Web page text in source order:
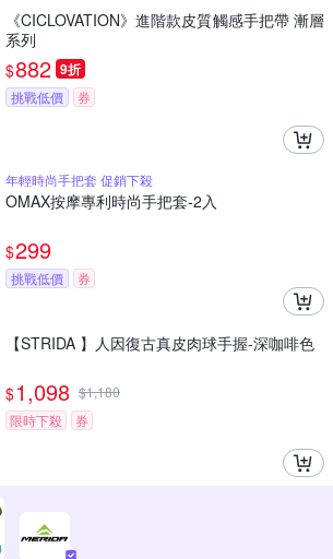
《CICLOVATION》進階款皮質觸感手把帶 漸層
系列
$882 9折
挑戰低價 券
年輕時尚手把套 促銷下殺
OMAX按摩專利時尚手把套-2入
$299
挑戰低價 券
【STRIDA 】人因復古真皮肉球手握-深咖啡色
$1,098 $1,180
限時下殺
券